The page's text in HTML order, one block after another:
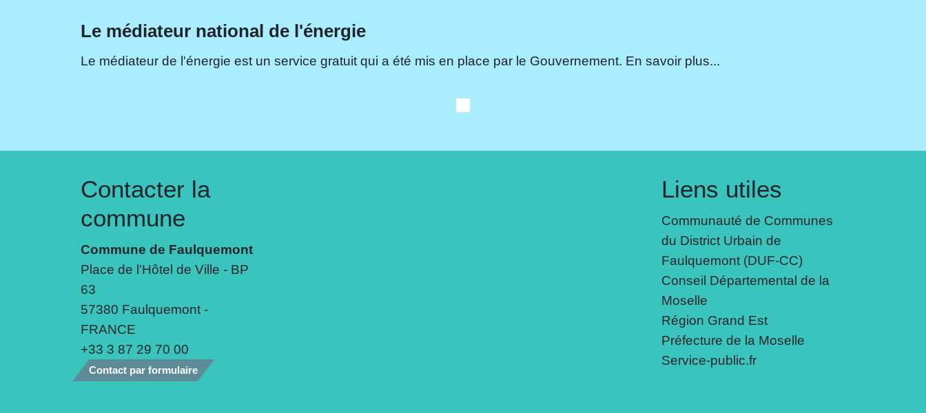
Le médiateur national de l'énergie
Le médiateur de l'énergie est un service gratuit qui a été mis en place par le Gouvernement. En savoir plus...
Contacter la
commune
Commune de Faulquemont
Place de l'Hôtel de Ville - BP
63
57380 Faulquemont -
FRANCE
+33 3 87 29 70 00
Contact par formulaire
Liens utiles
Communauté de Communes
du District Urbain de
Faulquemont (DUF-CC)
Conseil Départemental de la
Moselle
Région Grand Est
Préfecture de la Moselle
Service-public.fr